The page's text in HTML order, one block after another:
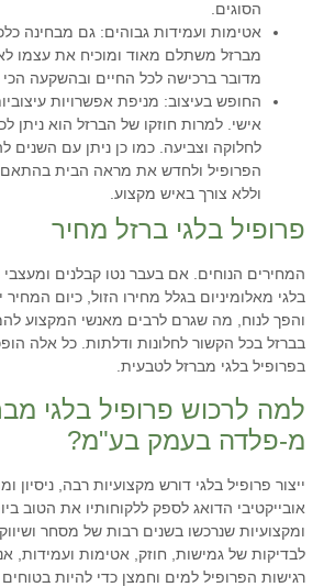
הסוגים.
אטימות ועמידות גבוהים: גם מבחינה
מברזל משתלם מאוד ומוכיח את עצמו
מדובר ברכישה לכל החיים ובהשקעה
החופש בעיצוב: מניפת אפשרויות
אישי. למרות חוזקו של הברזל הוא ניתן
לחלוקה וצביעה. כמו כן ניתן עם השנים
הפרופיל ולחדש את מראה הבית בהתאם
וללא צורך באיש מקצוע.
פרופיל בלגי ברזל מחיר
המחירים הנוחים. אם בעבר נטו קבלנים ומעצבי
בלגי מאלומיניום בגלל מחירו הזול, כיום
והפך לנוח, מה שגרם לרבים מאנשי המקצוע
בברזל בכל הקשור לחלונות ודלתות. כל אלה
בפרופיל בלגי מברזל לטבעית.
למה לרכוש פרופיל בלגי
מ-פלדה בעמק בע"מ?
ייצור פרופיל בלגי דורש מקצועיות רבה, ניסיון
אובייקטיבי הדואג לספק ללקוחותיו את הטוב
ומקצועיות שנרכשו בשנים רבות של מסחר
לבדיקות של גמישות, חוזק, אטימות ועמידות,
רגישות הפרופיל למים וחמצן כדי להיות